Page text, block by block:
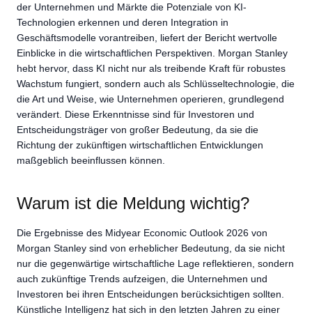
der Unternehmen und Märkte die Potenziale von KI-
Technologien erkennen und deren Integration in
Geschäftsmodelle vorantreiben, liefert der Bericht wertvolle
Einblicke in die wirtschaftlichen Perspektiven. Morgan Stanley
hebt hervor, dass KI nicht nur als treibende Kraft für robustes
Wachstum fungiert, sondern auch als Schlüsseltechnologie, die
die Art und Weise, wie Unternehmen operieren, grundlegend
verändert. Diese Erkenntnisse sind für Investoren und
Entscheidungsträger von großer Bedeutung, da sie die
Richtung der zukünftigen wirtschaftlichen Entwicklungen
maßgeblich beeinflussen können.
Warum ist die Meldung wichtig?
Die Ergebnisse des Midyear Economic Outlook 2026 von
Morgan Stanley sind von erheblicher Bedeutung, da sie nicht
nur die gegenwärtige wirtschaftliche Lage reflektieren, sondern
auch zukünftige Trends aufzeigen, die Unternehmen und
Investoren bei ihren Entscheidungen berücksichtigen sollten.
Künstliche Intelligenz hat sich in den letzten Jahren zu einer